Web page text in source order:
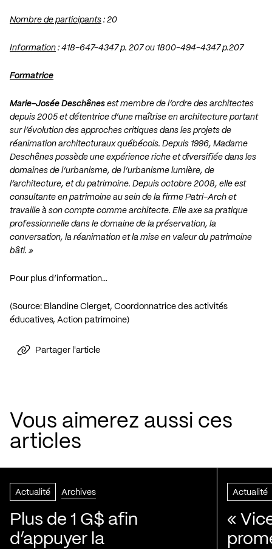
Nombre de participants : 20
Information : 418-647-4347 p. 207 ou 1800-494-4347 p.207
Formatrice
Marie-Josée Deschênes est membre de l’ordre des architectes
depuis 2005 et détentrice d’une maîtrise en architecture portant
sur l’évolution des approches critiques dans les projets de
réanimation architecturaux québécois. Depuis 1996, Madame
Deschênes possède une expérience riche et diversifiée dans les
domaines de l’urbanisme, de l’urbanisme lumière, de
l’architecture, et du patrimoine. Depuis octobre 2008, elle est
consultante en patrimoine au sein de la firme Patri-Arch et
travaille à son compte comme architecte. Elle axe sa pratique
professionnelle dans le domaine de la préservation, la
conversation, la réanimation et la mise en valeur du patrimoine
bâti. »
Pour plus d’information…
(Source: Blandine Clerget, Coordonnatrice des activités
éducatives, Action patrimoine)
Partager l'article
Vous aimerez aussi ces
articles
Actualité Archives
Plus de 1 G$ afin
d’appuyer la
Actualité
«